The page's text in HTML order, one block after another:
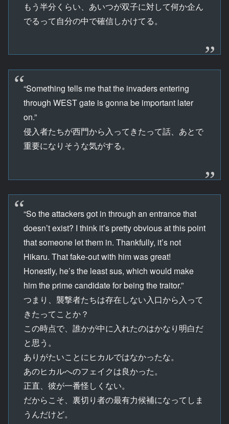
もう半分くらい、あいつが双子に対して何か企ん
でるって自分の中で確信しかけてる。
“Something tells me that the invaders entering
through WEST gate is gonna be important later
on.”
侵入者たちが西門から入ってきたって話、あとで
重要になりそうな気がする。
“So the attackers got in through an entrance that
doesn’t exist? I think it’s pretty obvious at this point
that someone let them in. Thankfully, it’s not
Hikaru. That fake-out with him was great!
Honestly, he’s the least sus, which would make
him the prime candidate for being the traitor.”
つまり、襲撃者たちは存在しない入口から入って
きたってことか？
この時点で、誰かが中に入れたのはかなり明白だ
と思う。
ありがたいことにヒカルではなかったな。
あのヒカルへのフェイクは良かった。
正直、彼が一番怪しくない。
だからこそ、裏切り者の最有力候補になってしま
うんだけど。